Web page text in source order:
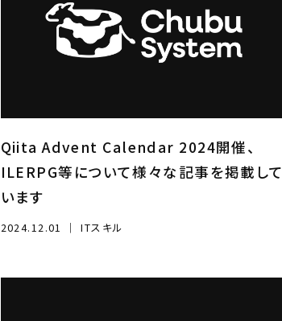
Qiita Advent Calendar 2024開催、
ILERPG等について様々な記事を掲載して
います
2024.12.01 ｜ITスキル